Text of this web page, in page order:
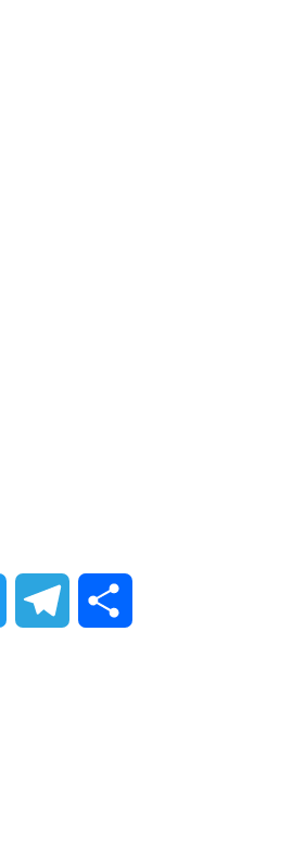
Twitter Telegram